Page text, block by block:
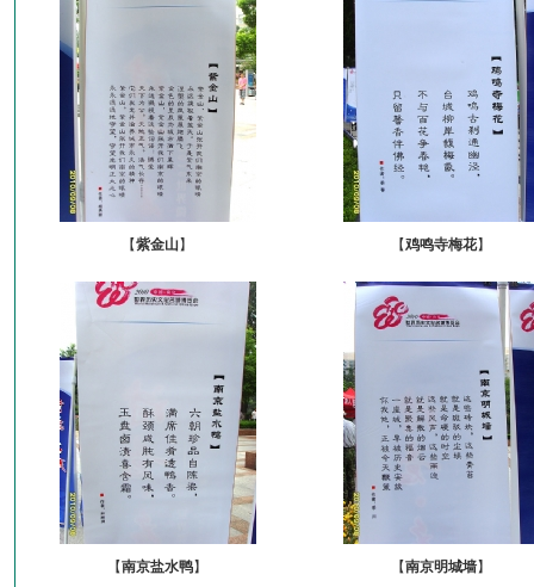
【紫金山】 【鸡鸣寺梅花】
【南京盐水鸭】 【南京明城墙】